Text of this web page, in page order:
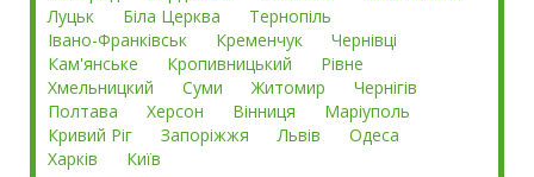
Луцьк
Біла Церква
Тернопіль
Івано-Франківськ
Кременчук
Чернівці
Кам'янське
Кропивницький
Рівне
Хмельницкий
Суми Житомир
Чернігів
Полтава
Херсон Вінниця
Маріуполь
Кривий Ріг
Запоріжжя Львів
Одеса
Харків
Київ